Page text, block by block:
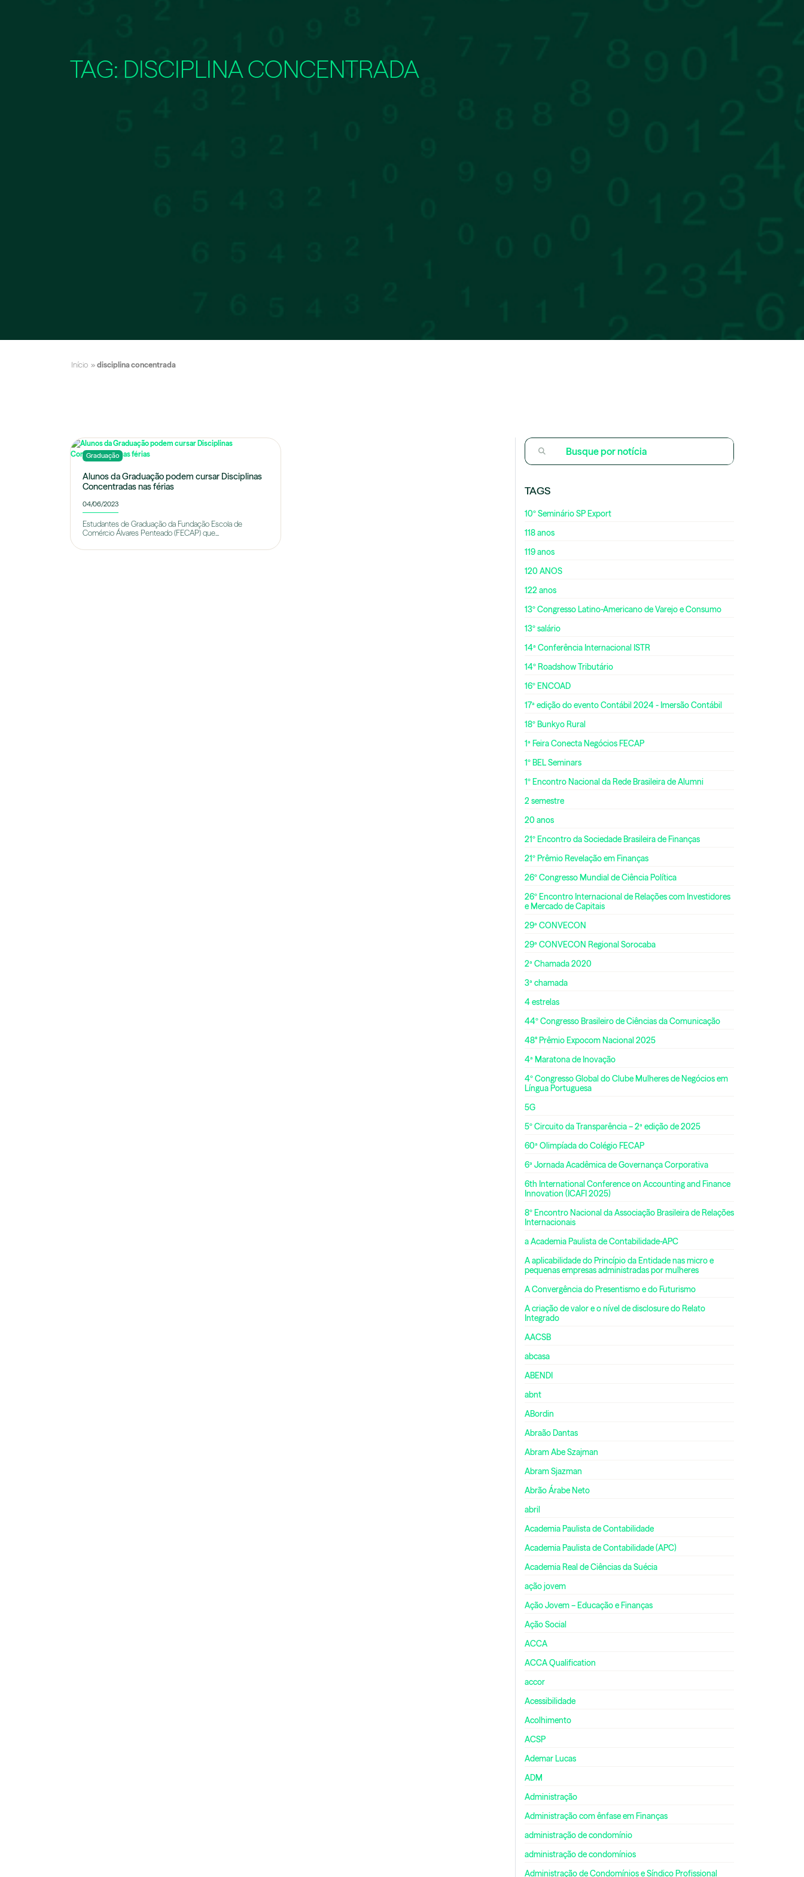
TAG: DISCIPLINA CONCENTRADA
Início » disciplina concentrada
Graduação
Alunos da Graduação podem cursar Disciplinas
Concentradas nas férias
04/06/2023
Estudantes de Graduação da Fundação Escola de
Comércio Álvares Penteado (FECAP) que...
TAGS
10º Seminário SP Export
118 anos
119 anos
120 ANOS
122 anos
13º Congresso Latino-Americano de Varejo e Consumo
13º salário
14ª Conferência Internacional ISTR
14º Roadshow Tributário
16º ENCOAD
17ª edição do evento Contábil 2024 - Imersão Contábil
18º Bunkyo Rural
1ª Feira Conecta Negócios FECAP
1º BEL Seminars
1º Encontro Nacional da Rede Brasileira de Alumni
2 semestre
20 anos
21º Encontro da Sociedade Brasileira de Finanças
21º Prêmio Revelação em Finanças
26º Congresso Mundial de Ciência Política
26º Encontro Internacional de Relações com Investidores
e Mercado de Capitais
29ª CONVECON
29ª CONVECON Regional Sorocaba
2ª Chamada 2020
3ª chamada
4 estrelas
44º Congresso Brasileiro de Ciências da Comunicação
48° Prêmio Expocom Nacional 2025
4ª Maratona de Inovação
4º Congresso Global do Clube Mulheres de Negócios em
Língua Portuguesa
5G
5º Circuito da Transparência – 2ª edição de 2025
60ª Olimpíada do Colégio FECAP
6ª Jornada Acadêmica de Governança Corporativa
6th International Conference on Accounting and Finance
Innovation (ICAFI 2025)
8º Encontro Nacional da Associação Brasileira de Relações
Internacionais
a Academia Paulista de Contabilidade-APC
A aplicabilidade do Princípio da Entidade nas micro e
pequenas empresas administradas por mulheres
A Convergência do Presentismo e do Futurismo
A criação de valor e o nível de disclosure do Relato
Integrado
AACSB
abcasa
ABENDI
abnt
ABordin
Abraão Dantas
Abram Abe Szajman
Abram Sjazman
Abrão Árabe Neto
abril
Academia Paulista de Contabilidade
Academia Paulista de Contabilidade (APC)
Academia Real de Ciências da Suécia
ação jovem
Ação Jovem – Educação e Finanças
Ação Social
ACCA
ACCA Qualification
accor
Acessibilidade
Acolhimento
ACSP
Ademar Lucas
ADM
Administração
Administração com ênfase em Finanças
administração de condomínio
administração de condomínios
Administração de Condomínios e Síndico Profissional